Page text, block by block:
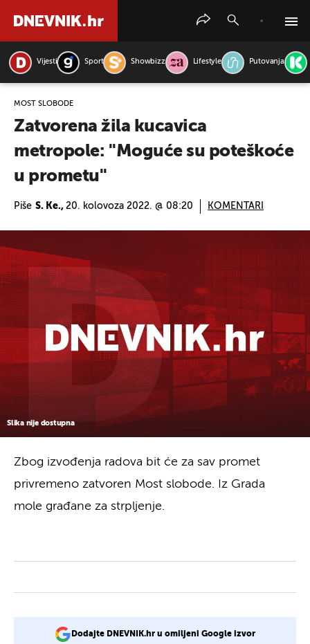
Vijesti Sport Showbizz Lifestyle Putovanja
MOST SLOBODE
Zatvorena žila kucavica
metropole: ''Moguće su poteškoće
u prometu''
Piše S. Ke., 20. kolovoza 2022. @ 08:20 KOMENTARI
Slika nije dostupna
Zbog izvođenja radova bit će za sav promet
privremeno zatvoren Most slobode. Iz Grada
mole građane za strpljenje.
Dodajte DNEVNIK.hr u omiljeni Google izvor
PRETRAŽITE VIJESTI